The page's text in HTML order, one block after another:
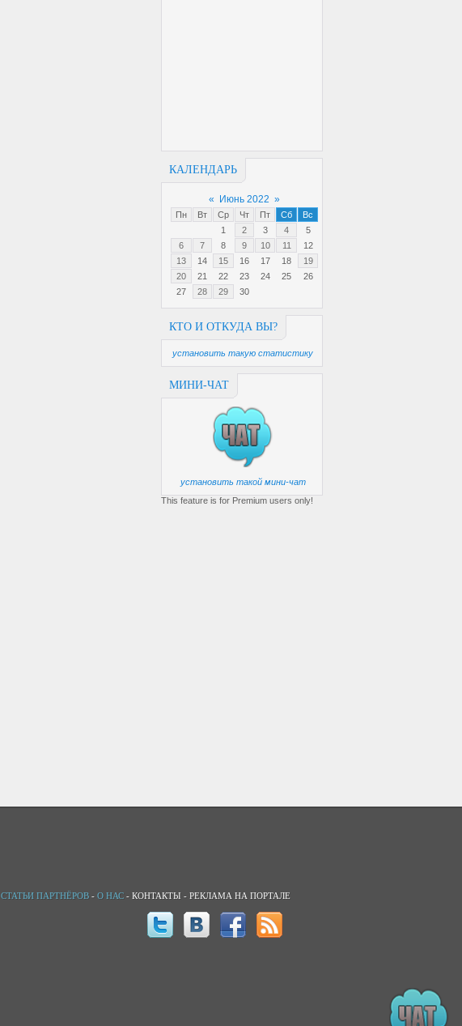
КАЛЕНДАРЬ
« Июнь 2022 »
Пн Вт Ср Чт Пт Сб
Вс
1
2 3 4
5
6
7 8 9 10 11
12
13
14 15 16 17 18
19
20
21 22 23 24 25
26
27
28 29 30
КТО И ОТКУДА ВЫ?
установить такую статистику
МИНИ-ЧАТ
установить такой мини-чат
This feature is for Premium users only!
СТАТЬИ ПАРТНЁРОВ - О НАС - КОНТАКТЫ - РЕКЛАМА НА ПОРТАЛЕ